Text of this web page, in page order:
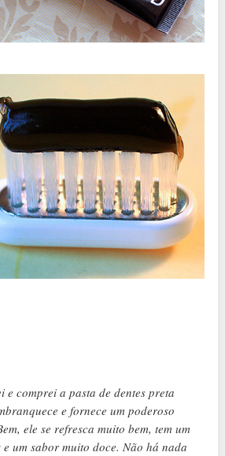
e comprei a pasta de dentes preta
e fornece um poderoso
ele se refresca muito bem, tem um
um sabor muito doce. Não há nada